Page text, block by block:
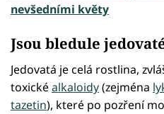
nevšedními květy
Jsou bledule
Jedovatá je celá rostlina,
toxickéalkaloidy(zejména
tazetin), které po pozření